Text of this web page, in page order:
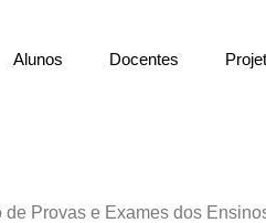
Alunos Docentes
Provas e Exames dos